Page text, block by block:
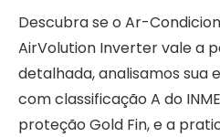
Descubra se o Ar-
AirVolution Inverter vale a
detalhada, analisamos sua
com classificação A do
proteção Gold Fin, e a